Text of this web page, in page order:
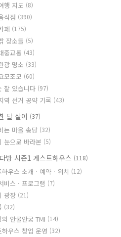
행 지도 (8)
식점 (390)
페 (175)
장소들 (5)
중교통 (43)
광 명소 (33)
모조모 (60)
잘 있습니다 (97)
역 선거 공약 기록 (43)
달 살이 (37)
는 마을 송당 (32)
눈으로 바라본 (5)
방 시즌1 게스트하우스 (118)
우스 소개 · 예약 · 위치 (12)
비스 · 프로그램 (7)
광장 (21)
(32)
의 안물안궁 TMI (14)
하우스 창업 운영 (32)